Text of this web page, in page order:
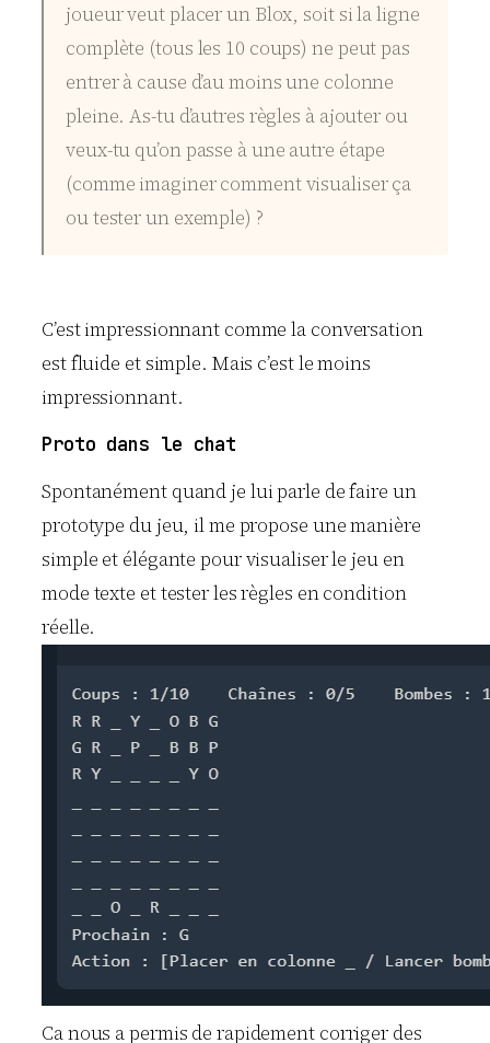
joueur veut placer un Blox, soit si la ligne
complète (tous les 10 coups) ne peut pas
entrer à cause d’au moins une colonne
pleine. As-tu d’autres règles à ajouter ou
veux-tu qu’on passe à une autre étape
(comme imaginer comment visualiser ça
ou tester un exemple) ?
C’est impressionnant comme la conversation
est fluide et simple. Mais c’est le moins
impressionnant.
Proto dans le chat
Spontanément quand je lui parle de faire un
prototype du jeu, il me propose une manière
simple et élégante pour visualiser le jeu en
mode texte et tester les règles en condition
réelle.
Ca nous a permis de rapidement corriger des